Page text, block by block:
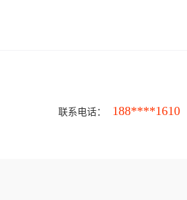
联系电话： 188****1610